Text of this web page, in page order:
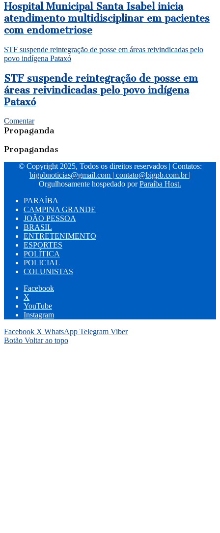
Hospital Municipal Santa Isabel inicia
atendimento multidisciplinar em pacientes
com endometriose
STF suspende reintegração de posse em áreas reivindicadas pelo
povo indígena Pataxó
STF suspende reintegração de posse em
áreas reivindicadas pelo povo indígena
Pataxó
Comentar
Propaganda
Propagandas
© Copyright 2025, Todos os direitos reservados | Contatos:
bigpbnoticias@gmail.com
contato@bigpb.com.br
Orgulhosamente hospedado porParaíba Host.
PARAÍBA
CAMPINA GRANDE
JOÃO PESSOA
BRASIL
ENTRETENIMENTO
ESPORTES
POLÍTICA
POLICIAL
COLUNISTAS
Facebook
X
YouTube
Instagram
Facebook X WhatsApp Telegram Viber
Botão Voltar ao topo